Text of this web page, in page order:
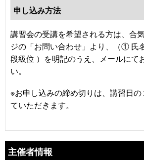
申し込み方法
講習会の受講を希望される方は、合
ジの「お問い合わせ」より、（①
段級位 ）を明記のうえ、メールにて
い。
※お申し込みの締め切りは、講習日
ていただきます。
主催者情報